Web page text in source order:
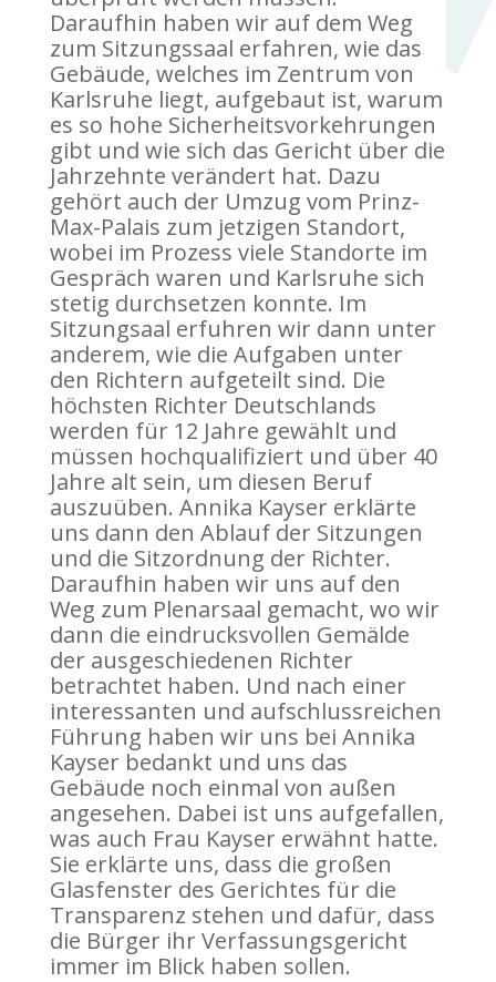
Daraufhin haben wir auf dem Weg
zum Sitzungssaal erfahren, wie das
Gebäude, welches im Zentrum von
Karlsruhe liegt, aufgebaut ist, warum
es so hohe Sicherheitsvorkehrungen
gibt und wie sich das Gericht über die
Jahrzehnte verändert hat. Dazu
gehört auch der Umzug vom Prinz-
Max-Palais zum jetzigen Standort,
wobei im Prozess viele Standorte im
Gespräch waren und Karlsruhe sich
stetig durchsetzen konnte. Im
Sitzungsaal erfuhren wir dann unter
anderem, wie die Aufgaben unter
den Richtern aufgeteilt sind. Die
höchsten Richter Deutschlands
werden für 12 Jahre gewählt und
müssen hochqualifiziert und über 40
Jahre alt sein, um diesen Beruf
auszuüben. Annika Kayser erklärte
uns dann den Ablauf der Sitzungen
und die Sitzordnung der Richter.
Daraufhin haben wir uns auf den
Weg zum Plenarsaal gemacht, wo wir
dann die eindrucksvollen Gemälde
der ausgeschiedenen Richter
betrachtet haben. Und nach einer
interessanten und aufschlussreichen
Führung haben wir uns bei Annika
Kayser bedankt und uns das
Gebäude noch einmal von außen
angesehen. Dabei ist uns aufgefallen,
was auch Frau Kayser erwähnt hatte.
Sie erklärte uns, dass die großen
Glasfenster des Gerichtes für die
Transparenz stehen und dafür, dass
die Bürger ihr Verfassungsgericht
immer im Blick haben sollen.